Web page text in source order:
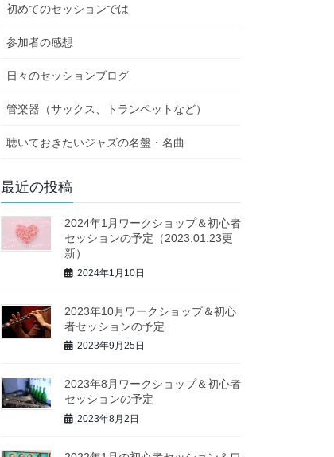
初めてのセッションでは
参加者の感想
日々のセッションブログ
管楽器（サックス、トランペットなど）
聴いておきたいジャズの名盤・名曲
最近の投稿
2024年1月ワークショップ＆初心者
セッションの予定（2023.01.23更
新）
2024年1月10日
2023年10月ワークショップ＆初心
者セッションの予定
2023年9月25日
2023年8月ワークショップ＆初心者
セッションの予定
2023年8月2日